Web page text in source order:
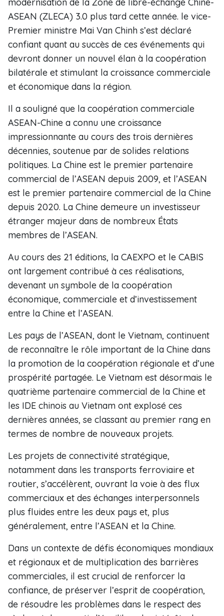
ASEAN (ZLECA) 3.0 plus tard cette année. le vice-
Premier ministre Mai Van Chinh s’est déclaré
confiant quant au succès de ces événements qui
devront donner un nouvel élan à la coopération
bilatérale et stimulant la croissance commerciale
et économique dans la région.
Il a souligné que la coopération commerciale
ASEAN-Chine a connu une croissance
impressionnante au cours des trois dernières
décennies, soutenue par de solides relations
politiques. La Chine est le premier partenaire
commercial de l’ASEAN depuis 2009, et l’ASEAN
est le premier partenaire commercial de la Chine
depuis 2020. La Chine demeure un investisseur
étranger majeur dans de nombreux États
membres de l’ASEAN.
Au cours des 21 éditions, la CAEXPO et le CABIS
ont largement contribué à ces réalisations,
devenant un symbole de la coopération
économique, commerciale et d’investissement
entre la Chine et l’ASEAN.
Les pays de l’ASEAN, dont le Vietnam, continuent
de reconnaître le rôle important de la Chine dans
la promotion de la coopération régionale et d’une
prospérité partagée. Le Vietnam est désormais le
quatrième partenaire commercial de la Chine et
les IDE chinois au Vietnam ont explosé ces
dernières années, se classant au premier rang en
termes de nombre de nouveaux projets.
Les projets de connectivité stratégique,
notamment dans les transports ferroviaire et
routier, s’accélèrent, ouvrant la voie à des flux
commerciaux et des échanges interpersonnels
plus fluides entre les deux pays et, plus
généralement, entre l’ASEAN et la Chine.
Dans un contexte de défis économiques mondiaux
et régionaux et de multiplication des barrières
commerciales, il est crucial de renforcer la
confiance, de préserver l’esprit de coopération,
de résoudre les problèmes dans le respect des